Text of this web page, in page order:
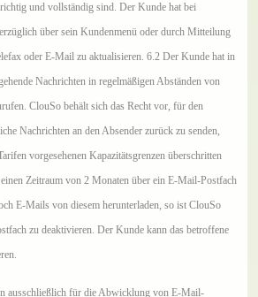
und vollständig sind. Der Kunde hat bei
über sein Kundenmenü oder durch Mitteilung
oder E-Mail zu aktualisieren. 6.2 Der Kunde hat in
Nachrichten in regelmäßigen Abständen von
ClouSo behält sich das Recht vor, für den
Nachrichten an den Absender zurück zu senden,
vorgesehenen Kapazitätsgrenzen überschritten
Zeitraum von 2 Monaten über ein E-Mail-Postfach
E-Mails von diesem herunterladen, so ist ClouSo
zu deaktivieren. Der Kunde kann das betroffene
ausschließlich für die Abwicklung von E-Mail-